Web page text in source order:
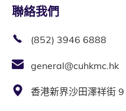
聯絡我們
(852) 3946 6888
general@cuhkmc.hk
香港新界沙田澤祥街